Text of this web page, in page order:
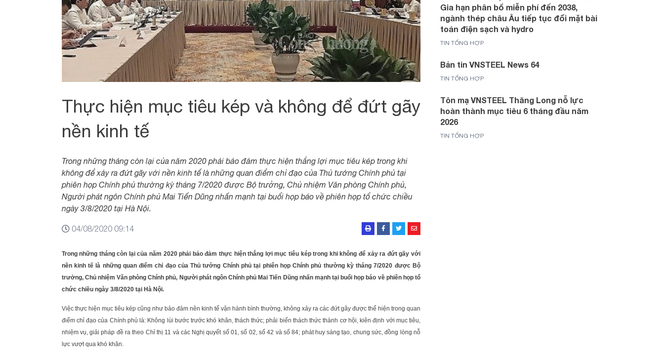
Thực hiện mục tiêu kép và không để đứt gãy
nền kinh tế
Trong những tháng còn lại của năm 2020 phải bảo đảm thực hiện thắng lợi mục tiêu kép trong khi
không để xảy ra đứt gãy với nền kinh tế là những quan điểm chỉ đạo của Thủ tướng Chính phủ tại
phiên họp Chính phủ thường kỳ tháng 7/2020 được Bộ trưởng, Chủ nhiệm Văn phòng Chính phủ,
Người phát ngôn Chính phủ Mai Tiến Dũng nhấn mạnh tại buổi họp báo về phiên họp tổ chức chiều
ngày 3/8/2020 tại Hà Nội.
04/08/2020 09:14
Trong những tháng còn lại của năm 2020 phải bảo đảm thực hiện thắng lợi mục tiêu kép trong khi không để xảy ra đứt gãy với
nền kinh tế là những quan điểm chỉ đạo của Thủ tướng Chính phủ tại phiên họp Chính phủ thường kỳ tháng 7/2020 được Bộ
trưởng, Chủ nhiệm Văn phòng Chính phủ, Người phát ngôn Chính phủ Mai Tiến Dũng nhấn mạnh tại buổi họp báo về phiên họp tổ
chức chiều ngày 3/8/2020 tại Hà Nội.
Việc thực hiện mục tiêu kép cũng như bảo đảm nên kinh tế vận hành bình thường, không xảy ra các đứt gãy được thể hiện trong quan
điểm chỉ đạo của Chính phủ là: Không lùi bước trước khó khăn, thách thức; phải biến thách thức thành cơ hội, kiên định với mục tiêu,
nhiệm vụ, giải pháp đề ra theo Chỉ thị 11 và các Nghị quyết số 01, số 02, số 42 và số 84; phát huy sáng tạo, chung sức, đồng lòng nỗ
lực vượt qua khó khăn.
Gia hạn phân bổ miễn phí đến 2038,
ngành thép châu Âu tiếp tục đối mặt bài
toán điện sạch và hydro
TIN TỔNG HỢP
Bản tin VNSTEEL News 64
TIN TỔNG HỢP
Tôn mạ VNSTEEL Thăng Long nỗ lực
hoàn thành mục tiêu 6 tháng đầu năm
2026
TIN TỔNG HỢP